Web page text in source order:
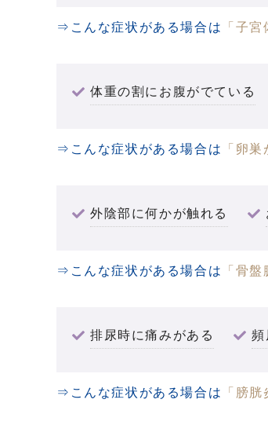
⇒こんな症状がある場合は 「子
体重の割にお腹がでている
⇒こんな症状がある場合は 「卵巣
外陰部に何かが触れる
⇒こんな症状がある場合は 「骨
排尿時に痛みがある 頻
⇒こんな症状がある場合は 「膀